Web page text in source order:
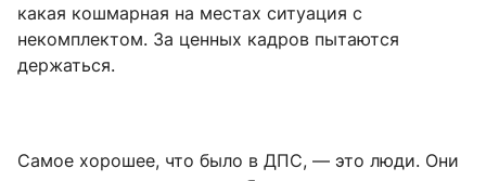
какая кошмарная на местах ситуация с
некомплектом. За ценных кадров пытаются
держаться.
Самое хорошее, что было в ДПС, — это люди. Они